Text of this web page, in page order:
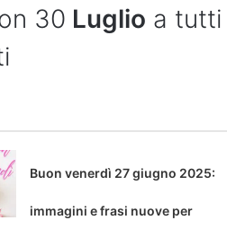
30 Luglio a tutti
Buon venerdì 27 giugno 2025:
immagini e frasi nuove per